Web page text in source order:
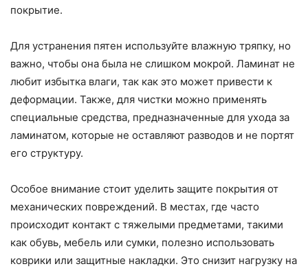
покрытие.
Для устранения пятен используйте влажную тряпку, но
важно, чтобы она была не слишком мокрой. Ламинат не
любит избытка влаги, так как это может привести к
деформации. Также, для чистки можно применять
специальные средства, предназначенные для ухода за
ламинатом, которые не оставляют разводов и не портят
его структуру.
Особое внимание стоит уделить защите покрытия от
механических повреждений. В местах, где часто
происходит контакт с тяжелыми предметами, такими
как обувь, мебель или сумки, полезно использовать
коврики или защитные накладки. Это снизит нагрузку на